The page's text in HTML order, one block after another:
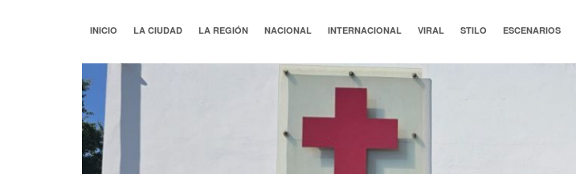
INICIO LA CIUDAD LA REGIÓN NACIONAL INTERNACIONAL VIRAL STILO ESCENARIOS